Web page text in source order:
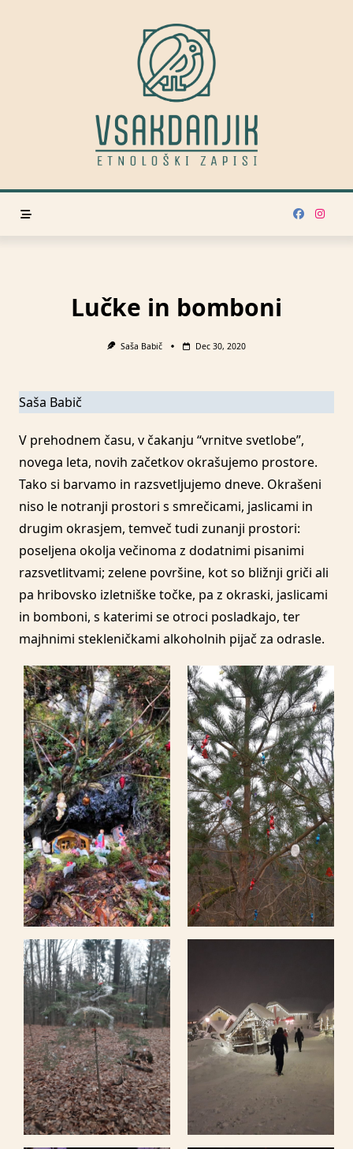
Lučke in bomboni
Saša Babič Dec 30, 2020
Saša Babič
V prehodnem času, v čakanju “vrnitve svetlobe”,
novega leta, novih začetkov okrašujemo prostore.
Tako si barvamo in razsvetljujemo dneve. Okrašeni
niso le notranji prostori s smrečicami, jaslicami in
drugim okrasjem, temveč tudi zunanji prostori:
poseljena okolja večinoma z dodatnimi pisanimi
razsvetlitvami; zelene površine, kot so bližnji griči ali
pa hribovsko izletniške točke, pa z okraski, jaslicami
in bomboni, s katerimi se otroci posladkajo, ter
majhnimi stekleničkami alkoholnih pijač za odrasle.